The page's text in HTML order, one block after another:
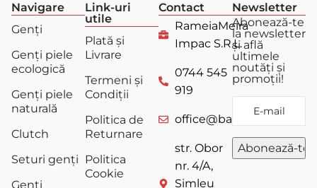
Navigare
Genți
Genți piele
ecologică
Genți piele
naturală
Clutch
Seturi genți
Genți
Link-uri
utile
Plată și
Livrare
Termeni și
Condiții
Politica de
Returnare
Politica
Cookie
Contact
RameiaMeira
Impac S.R.L.
0744 545
919
office@bagstore.ro
str. Obor
nr. 4/A,
Șimleu
Newsletter
Abonează-te
la newsletter
și află
ultimele
noutăți și
promoții!